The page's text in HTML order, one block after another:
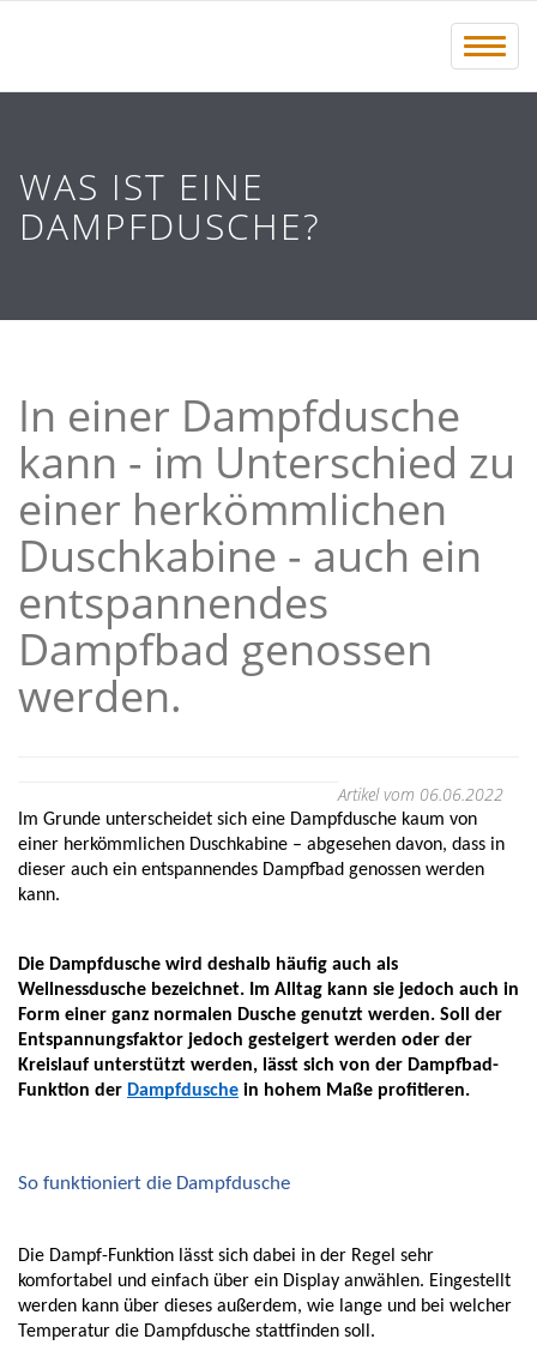
Menü
WAS IST EINE
DAMPFDUSCHE?
In einer Dampfdusche
kann - im Unterschied zu
einer herkömmlichen
Duschkabine - auch ein
entspannendes
Dampfbad genossen
werden.
Artikel vom 06.06.2022
Im Grunde unterscheidet sich eine Dampfdusche kaum von
einer herkömmlichen Duschkabine – abgesehen davon, dass in
dieser auch ein entspannendes Dampfbad genossen werden
kann.
Die Dampfdusche wird deshalb häufig auch als
Wellnessdusche bezeichnet. Im Alltag kann sie jedoch auch in
Form einer ganz normalen Dusche genutzt werden. Soll der
Entspannungsfaktor jedoch gesteigert werden oder der
Kreislauf unterstützt werden, lässt sich von der Dampfbad-
Funktion der Dampfdusche in hohem Maße profitieren.
So funktioniert die Dampfdusche
Die Dampf-Funktion lässt sich dabei in der Regel sehr
komfortabel und einfach über ein Display anwählen. Eingestellt
werden kann über dieses außerdem, wie lange und bei welcher
Temperatur die Dampfdusche stattfinden soll.